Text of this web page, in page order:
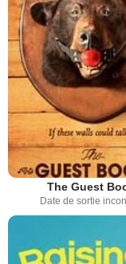
The Guest
Date de sortie